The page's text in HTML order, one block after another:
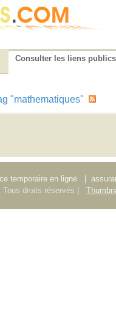
Consulter les liens publics
"mathematiques"
temporaire en ligne
droits réservés |